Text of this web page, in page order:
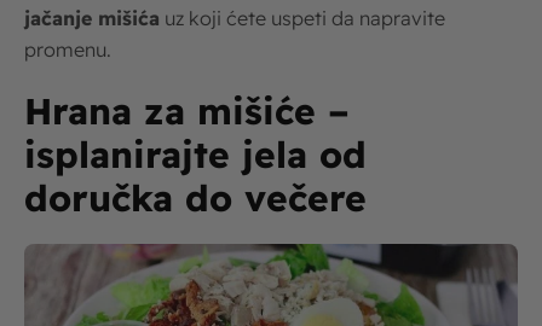
jačanje mišića uz koji ćete uspeti da napravite
promenu.
Hrana za mišiće –
isplanirajte jela od
doručka do večere